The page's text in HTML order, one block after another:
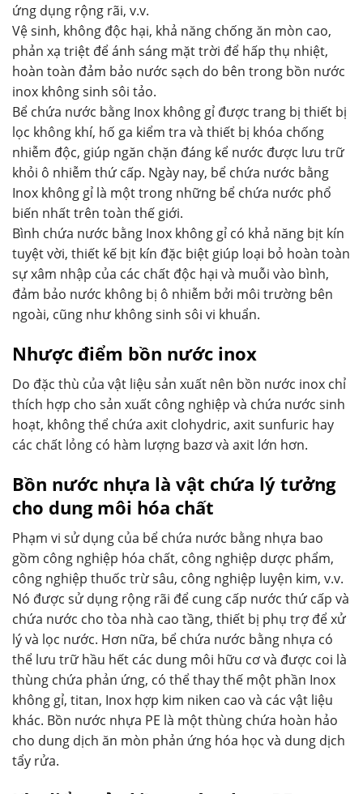
ứng dụng rộng rãi, v.v.
Vệ sinh, không độc hại, khả năng chống ăn mòn cao,
phản xạ triệt để ánh sáng mặt trời để hấp thụ nhiệt,
hoàn toàn đảm bảo nước sạch do bên trong bồn nước
inox không sinh sôi tảo.
Bể chứa nước bằng Inox không gỉ được trang bị thiết bị
lọc không khí, hố ga kiểm tra và thiết bị khóa chống
nhiễm độc, giúp ngăn chặn đáng kể nước được lưu trữ
khỏi ô nhiễm thứ cấp. Ngày nay, bể chứa nước bằng
Inox không gỉ là một trong những bể chứa nước phổ
biến nhất trên toàn thế giới.
Bình chứa nước bằng Inox không gỉ có khả năng bịt kín
tuyệt vời, thiết kế bịt kín đặc biệt giúp loại bỏ hoàn toàn
sự xâm nhập của các chất độc hại và muỗi vào bình,
đảm bảo nước không bị ô nhiễm bởi môi trường bên
ngoài, cũng như không sinh sôi vi khuẩn.
Nhược điểm bồn nước inox
Do đặc thù của vật liệu sản xuất nên bồn nước inox chỉ
thích hợp cho sản xuất công nghiệp và chứa nước sinh
hoạt, không thể chứa axit clohydric, axit sunfuric hay
các chất lỏng có hàm lượng bazơ và axit lớn hơn.
Bồn nước nhựa là vật chứa lý tưởng
cho dung môi hóa chất
Phạm vi sử dụng của bể chứa nước bằng nhựa bao
gồm công nghiệp hóa chất, công nghiệp dược phẩm,
công nghiệp thuốc trừ sâu, công nghiệp luyện kim, v.v.
Nó được sử dụng rộng rãi để cung cấp nước thứ cấp và
chứa nước cho tòa nhà cao tầng, thiết bị phụ trợ để xử
lý và lọc nước. Hơn nữa, bể chứa nước bằng nhựa có
thể lưu trữ hầu hết các dung môi hữu cơ và được coi là
thùng chứa phản ứng, có thể thay thế một phần Inox
không gỉ, titan, Inox hợp kim niken cao và các vật liệu
khác. Bồn nước nhựa PE là một thùng chứa hoàn hảo
cho dung dịch ăn mòn phản ứng hóa học và dung dịch
tẩy rửa.